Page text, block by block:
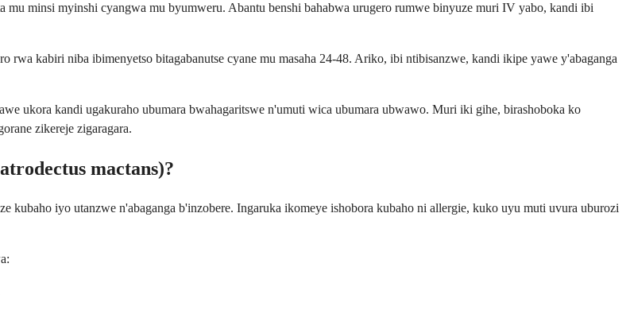
minsi myinshi cyangwa mu byumweru. Abantu benshi bahabwa urugero rumwe binyuze muri IV yabo, kandi ibi
kabiri niba ibimenyetso bitagabanutse cyane mu masaha 24-48. Ariko, ibi ntibisanzwe, kandi ikipe yawe y'abaganga
ukora kandi ugakuraho ubumara bwahagaritswe n'umuti wica ubumara ubwawo. Muri iki gihe, birashoboka ko
zikereje zigaragara.
mactans)?
iyo utanzwe n'abaganga b'inzobere. Ingaruka ikomeye ishobora kubaho ni allergie, kuko uyu muti uvura uburozi